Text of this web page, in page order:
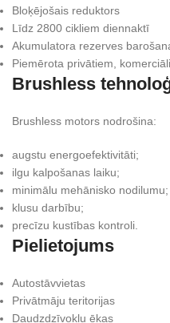
Bloķējošais reduktors
Līdz 2800 cikliem diennaktī
Akumulatora rezerves
Piemērota privātiem,
Brushless
Brushless motors nodrošina:
augstu energoefektivitāti;
ilgu kalpošanas laiku;
minimālu mehānisko nodilumu;
klusu darbību;
precīzu kustības kontroli.
Pielietojums
Autostāvvietas
Privātmāju teritorijas
Daudzdzīvokļu ēkas